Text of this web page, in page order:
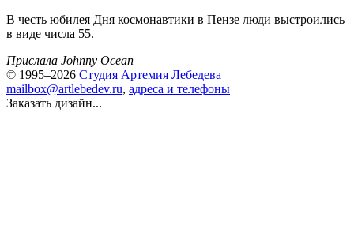
В честь юбилея Дня космонавтики в Пензе люди выстроились
в виде числа 55.
Прислала Johnny Ocean
© 1995–2026 Студия Артемия Лебедева
mailbox@artlebedev.ru, адреса и телефоны
Заказать дизайн...